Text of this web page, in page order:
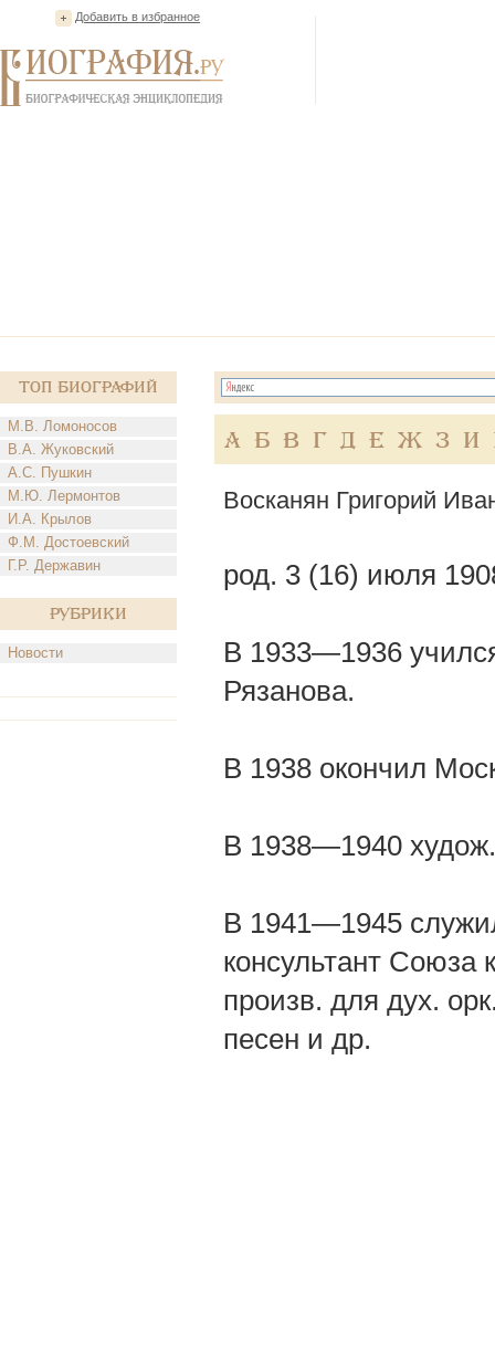
Добавить в избранное
Топ Биографий
М.В. Ломоносов
В.А. Жуковский
А.С. Пушкин
М.Ю. Лермонтов
И.А. Крылов
Ф.М. Достоевский
Г.Р. Державин
Рубрики
Новости
А Б В Г Д Е Ж З И
Восканян Григорий
род. 3 (16) июля
В 1933—1936
Рязанова.
В 1938 окончил
В 1938—1940
В 1941—1945
консультант Союза
произв. для дух.
песен и др.